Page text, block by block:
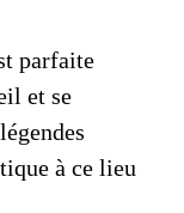
parfaite
et se
à ce lieu